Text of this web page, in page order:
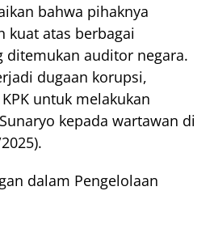
bahwa pihaknya
kuat atas berbagai
ditemukan auditor negara.
dugaan korupsi,
untuk melakukan
kepada wartawan di
dalam Pengelolaan